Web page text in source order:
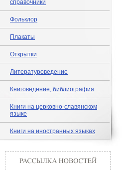
справочники
Фольклор
Плакаты
Открытки
Литературоведение
Книговедение, библиография
Книги на церковно-славянском
языке
Книги на иностранных языках